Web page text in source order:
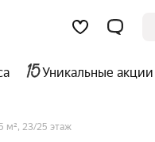
Уникальные акции
м², 23/25 этаж